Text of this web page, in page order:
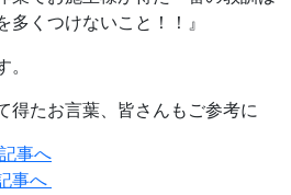
多くつけないこと！！』
得たお言葉、皆さんもご参考に
事へ
事へ